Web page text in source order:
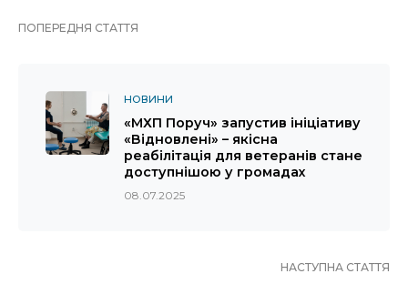
ПОПЕРЕДНЯ СТАТТЯ
НОВИНИ
«МХП Поруч» запустив ініціативу
«Відновлені» – якісна
реабілітація для ветеранів стане
доступнішою у громадах
08.07.2025
НАСТУПНА СТАТТЯ